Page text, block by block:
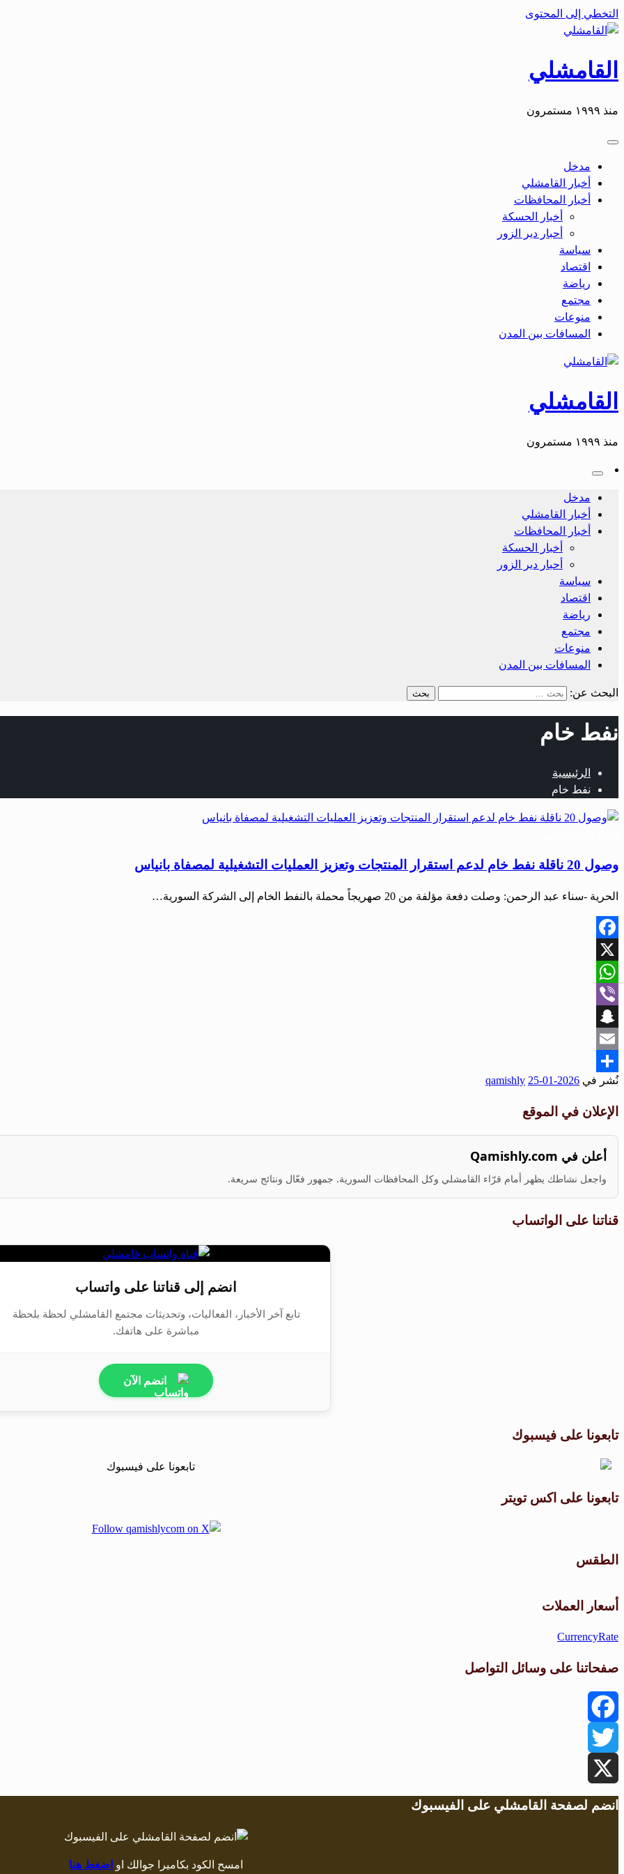
التخطي إلى المحتوى
القامشلي
منذ ١٩٩٩ مستمرون
مدخل
أخبار القامشلي
أخبار المحافظات
أخبار الحسكة
أحبار دير الزور
سياسة
اقتصاد
رياضة
مجتمع
منوعات
المسافات بين المدن
القامشلي
منذ ١٩٩٩ مستمرون
مدخل
أخبار القامشلي
أخبار المحافظات
أخبار الحسكة
أحبار دير الزور
سياسة
اقتصاد
رياضة
مجتمع
منوعات
المسافات بين المدن
البحث عن:
نفط خام
الرئيسية
نفط خام
وصول 20 ناقلة نفط خام لدعم استقرار المنتجات وتعزيز العمليات التشغيلية لمصفاة بانياس
الحرية -سناء عبد الرحمن: وصلت دفعة مؤلفة من 20 صهريجاً محملة بالنفط الخام إلى الشركة السورية…
Facebook
X
WhatsApp
Viber
Snapchat
Email
Share
نُشر في 2026-01-25
qamishly
الإعلان في الموقع
أعلن في Qamishly.com
واجعل نشاطك يظهر أمام قرّاء القامشلي وكل المحافظات السورية. جمهور فعّال ونتائج سريعة.
قناتنا على الواتساب
انضم إلى قناتنا على واتساب
تابع آخر الأخبار، الفعاليات، وتحديثات مجتمع القامشلي لحظة بلحظة
مباشرة على هاتفك.
انضم الآن
تابعونا على فيسبوك
تابعونا على اكس تويتر
الطقس
أسعار العملات
CurrencyRate
صفحاتنا على وسائل التواصل
Facebook
Twitter
X
انضم لصفحة القامشلي على الفيسبوك
امسح الكود بكاميرا جوالك او اضغط هنا